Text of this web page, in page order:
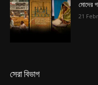
মোদের
21
সেরা বিভাগ